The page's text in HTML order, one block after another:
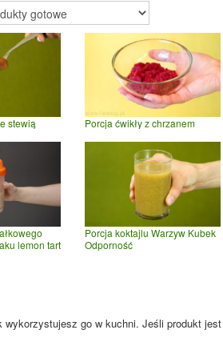
stewią Porcja ćwikły z chrzanem
lemon tart
Porcja koktajlu Warzyw Kubek
Odporność
go w kuchni. Jeśli produkt